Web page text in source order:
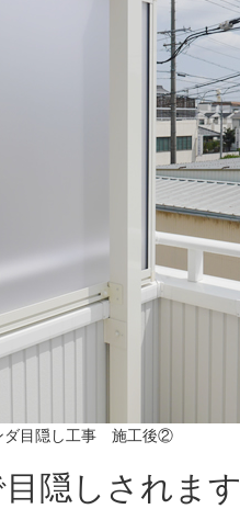
ダ目隠し工事 施工後②
隠しされます